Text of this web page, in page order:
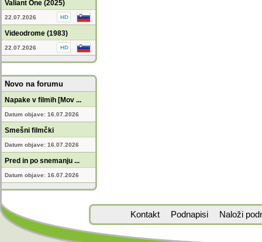
Valiant One (2025)
22.07.2026
Videodrome (1983)
22.07.2026
Novo na forumu
Napake v filmih [Mov ...
Datum objave: 16.07.2026
Smešni filmčki
Datum objave: 16.07.2026
Pred in po snemanju ...
Datum objave: 16.07.2026
Kontakt Podnapisi Naloži